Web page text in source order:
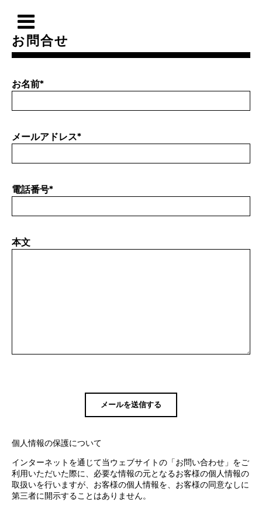
お問合せ
お名前*
メールアドレス*
電話番号*
本文
個人情報の保護について
インターネットを通じて当ウェブサイトの「お問い合わせ」をご
利用いただいた際に、必要な情報の元となるお客様の個人情報の
取扱いを行いますが、お客様の個人情報を、お客様の同意なしに
第三者に開示することはありません。